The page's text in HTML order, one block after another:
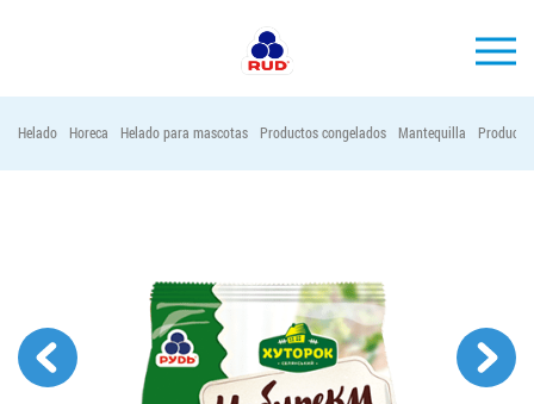
Horeca
Contactos
Vacantes
Helado Horeca Helado para mascotas Productos congelados Mantequilla